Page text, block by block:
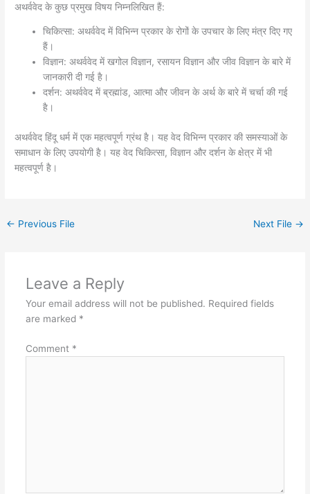
अथर्ववेद के कुछ प्रमुख विषय निम्नलिखित हैं:
चिकित्सा: अथर्ववेद में विभिन्न प्रकार के रोगों के उपचार के लिए मंत्र दिए गए
हैं।
विज्ञान: अथर्ववेद में खगोल विज्ञान, रसायन विज्ञान और जीव विज्ञान के बारे में
जानकारी दी गई है।
दर्शन: अथर्ववेद में ब्रह्मांड, आत्मा और जीवन के अर्थ के बारे में चर्चा की गई
है।
अथर्ववेद हिंदू धर्म में एक महत्वपूर्ण ग्रंथ है। यह वेद विभिन्न प्रकार की समस्याओं के
समाधान के लिए उपयोगी है। यह वेद चिकित्सा, विज्ञान और दर्शन के क्षेत्र में भी
महत्वपूर्ण है।
← Previous File Next File →
Leave a Reply
Your email address will not be published. Required fields
are marked *
Comment *